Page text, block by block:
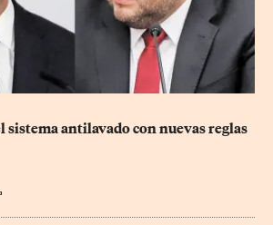
sistema antilavado con nuevas reglas